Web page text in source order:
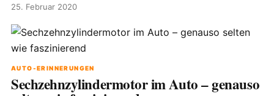
25. Februar 2020
AUTO-ERINNERUNGEN
Sechzehnzylindermotor im Auto – genauso